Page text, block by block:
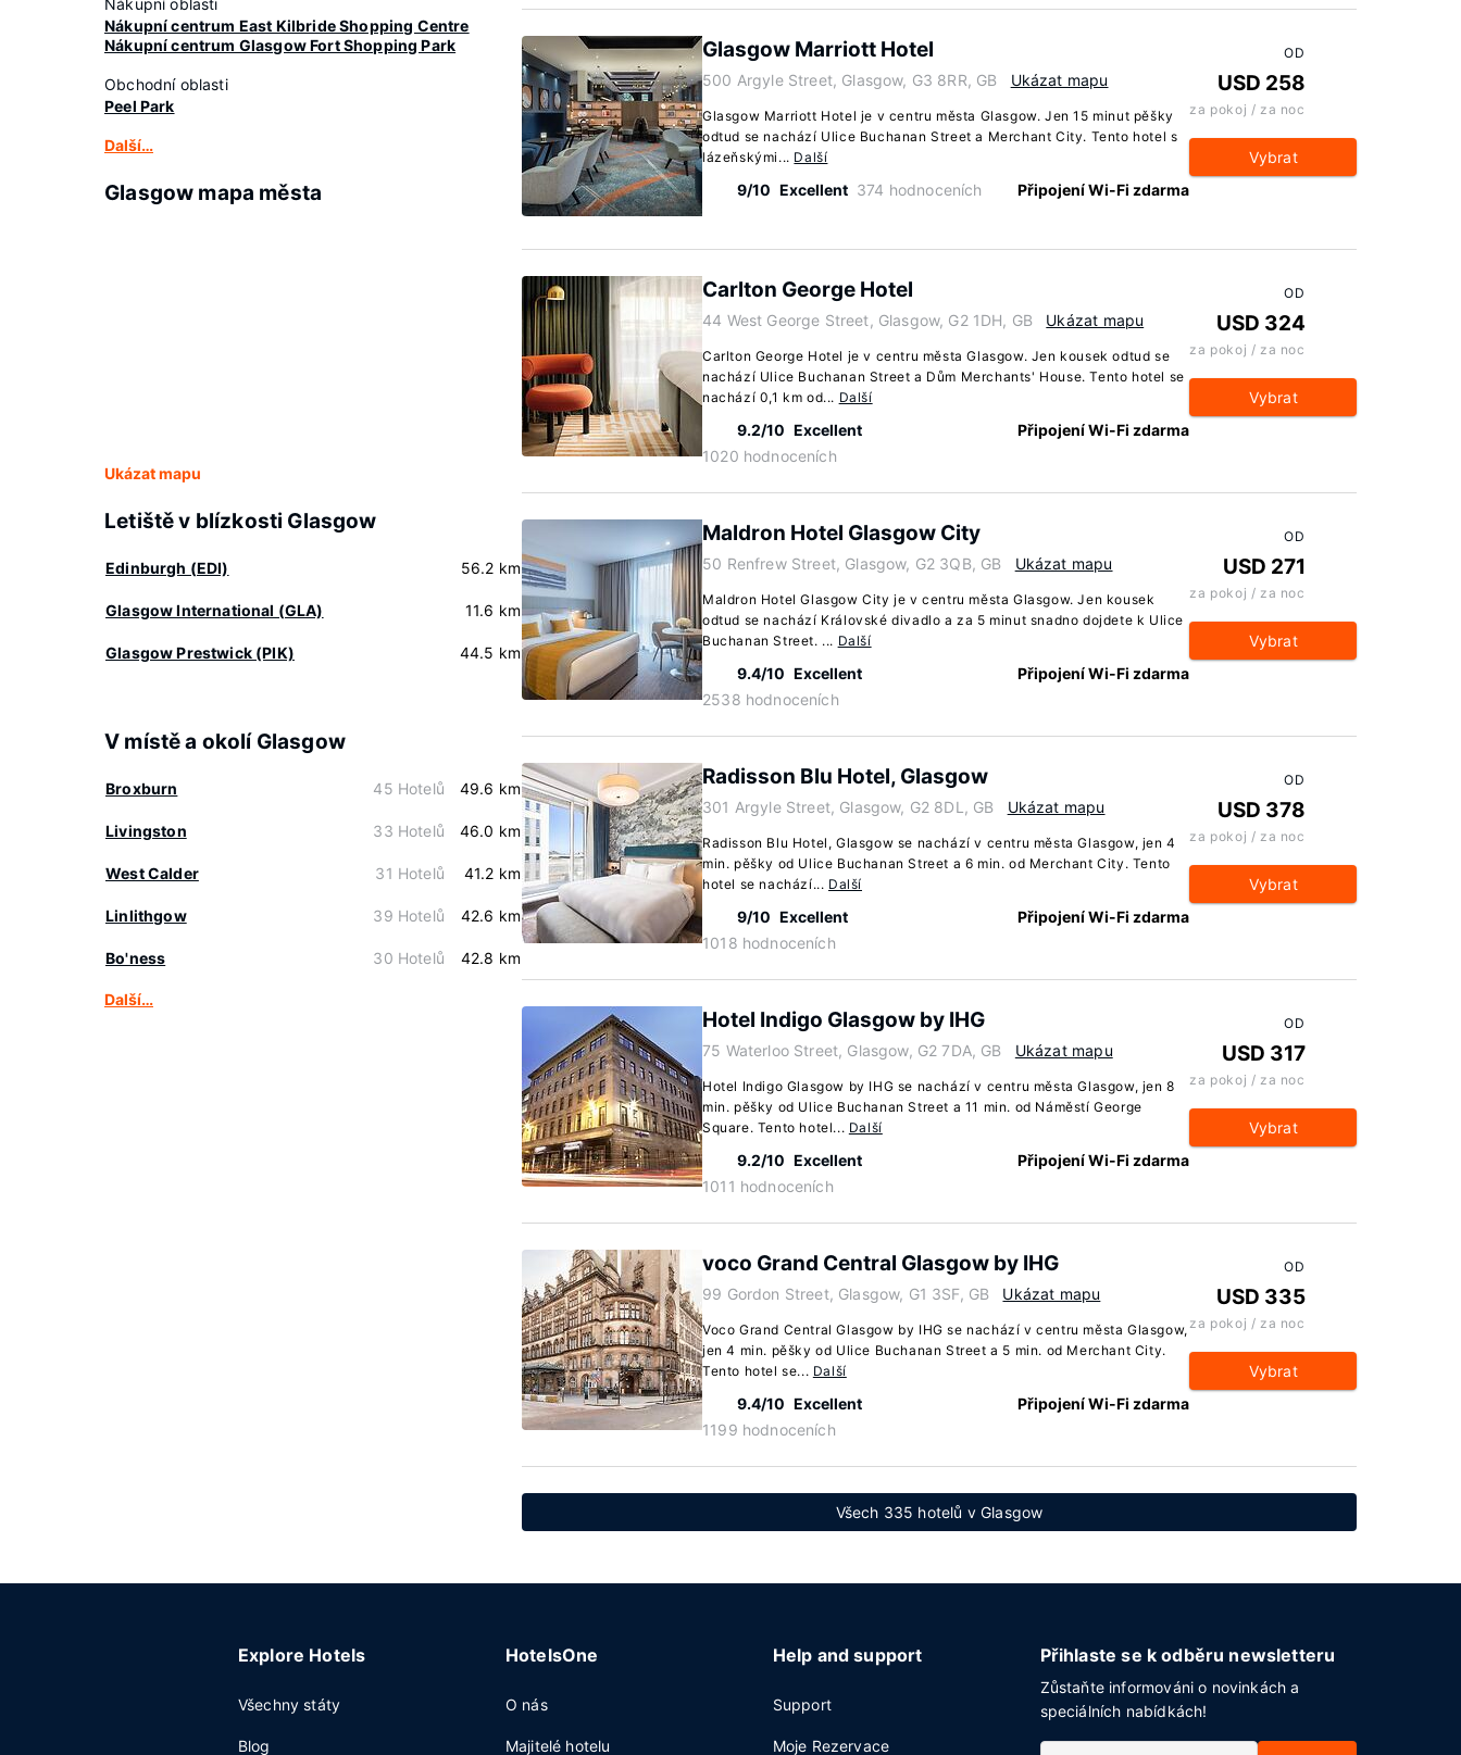
Nákupní oblasti
Nákupní centrum East Kilbride Shopping Centre
Nákupní centrum Glasgow Fort Shopping Park
Obchodní oblasti
Peel Park
Další…
Glasgow mapa města
Ukázat mapu
Letiště v blízkosti Glasgow
Edinburgh (EDI) 56.2 km
Glasgow International (GLA) 11.6 km
Glasgow Prestwick (PIK) 44.5 km
V místě a okolí Glasgow
Broxburn 45 Hotelů 49.6 km
Livingston 33 Hotelů 46.0 km
West Calder 31 Hotelů 41.2 km
Linlithgow 39 Hotelů 42.6 km
Bo'ness 30 Hotelů 42.8 km
Další…
Glasgow Marriott Hotel
500 Argyle Street, Glasgow, G3 8RR, GB Ukázat mapu
Glasgow Marriott Hotel je v centru města Glasgow. Jen 15 minut pěšky
odtud se nachází Ulice Buchanan Street a Merchant City. Tento hotel s
lázeňskými... Další
9/10 Excellent 374 hodnoceních Připojení Wi-Fi zdarma
OD
USD 258
za pokoj / za noc
Vybrat
Carlton George Hotel
44 West George Street, Glasgow, G2 1DH, GB Ukázat mapu
Carlton George Hotel je v centru města Glasgow. Jen kousek odtud se
nachází Ulice Buchanan Street a Dům Merchants' House. Tento hotel se
nachází 0,1 km od... Další
9.2/10 Excellent
1020 hodnoceních
Připojení Wi-Fi zdarma
OD
USD 324
za pokoj / za noc
Vybrat
Maldron Hotel Glasgow City
50 Renfrew Street, Glasgow, G2 3QB, GB Ukázat mapu
Maldron Hotel Glasgow City je v centru města Glasgow. Jen kousek
odtud se nachází Královské divadlo a za 5 minut snadno dojdete k Ulice
Buchanan Street. ... Další
9.4/10 Excellent
2538 hodnoceních
Připojení Wi-Fi zdarma
OD
USD 271
za pokoj / za noc
Vybrat
Radisson Blu Hotel, Glasgow
301 Argyle Street, Glasgow, G2 8DL, GB Ukázat mapu
Radisson Blu Hotel, Glasgow se nachází v centru města Glasgow, jen 4
min. pěšky od Ulice Buchanan Street a 6 min. od Merchant City. Tento
hotel se nachází... Další
9/10 Excellent
1018 hodnoceních
Připojení Wi-Fi zdarma
OD
USD 378
za pokoj / za noc
Vybrat
Hotel Indigo Glasgow by IHG
75 Waterloo Street, Glasgow, G2 7DA, GB Ukázat mapu
Hotel Indigo Glasgow by IHG se nachází v centru města Glasgow, jen 8
min. pěšky od Ulice Buchanan Street a 11 min. od Náměstí George
Square. Tento hotel... Další
9.2/10 Excellent
1011 hodnoceních
Připojení Wi-Fi zdarma
OD
USD 317
za pokoj / za noc
Vybrat
voco Grand Central Glasgow by IHG
99 Gordon Street, Glasgow, G1 3SF, GB Ukázat mapu
Voco Grand Central Glasgow by IHG se nachází v centru města Glasgow,
jen 4 min. pěšky od Ulice Buchanan Street a 5 min. od Merchant City.
Tento hotel se... Další
9.4/10 Excellent
1199 hodnoceních
Připojení Wi-Fi zdarma
OD
USD 335
za pokoj / za noc
Vybrat
Všech 335 hotelů v Glasgow
Explore Hotels
Všechny státy
Blog
HotelsOne
O nás
Majitelé hotelu
Help and support
Support
Moje Rezervace
Přihlaste se k odběru newsletteru
Zůstaňte informováni o novinkách a
speciálních nabídkách!